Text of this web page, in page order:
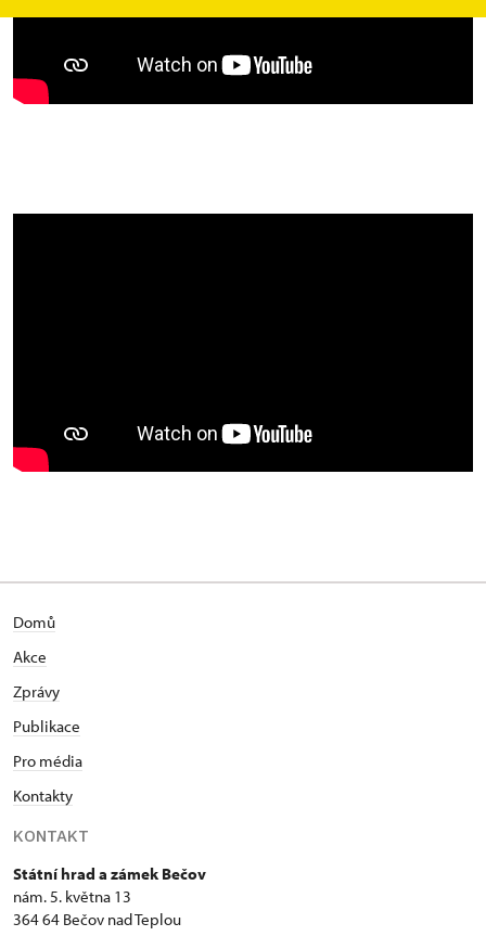
Domů
Akce
Zprávy
Publikace
Pro média
Kontakty
KONTAKT
Státní hrad a zámek Bečov
nám. 5. května 13
364 64 Bečov nad Teplou